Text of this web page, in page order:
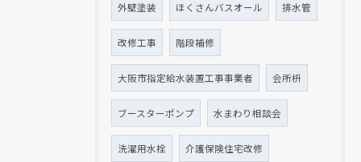
外壁塗装 ほくさんバスオール 排水管
改修工事 階段補修
大阪市指定給水装置工事事業者 会所枡
ブースターポンプ 水まわり相談会
洗濯用水栓 介護保険住宅改修